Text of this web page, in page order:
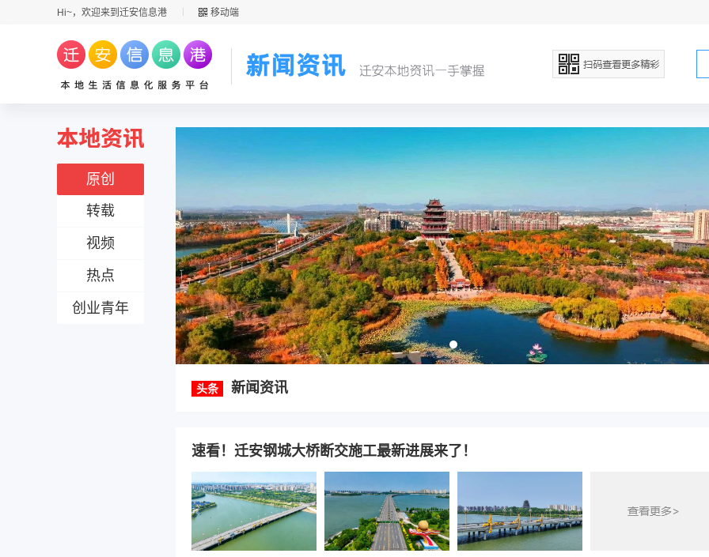
Hi~，欢迎来到迁安信息港 移动端
原创
转载
视频
热点
创业青年
头条 新闻资讯
速看！迁安钢城大桥断交施工最新进展来了！